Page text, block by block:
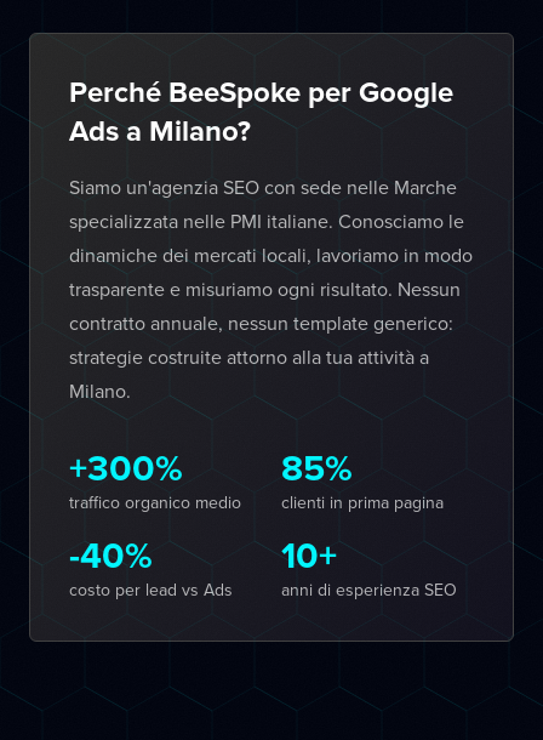
Perché BeeSpoke per Google
Ads a Milano?
Siamo un'agenzia SEO con sede nelle Marche
specializzata nelle PMI italiane. Conosciamo le
dinamiche dei mercati locali, lavoriamo in modo
trasparente e misuriamo ogni risultato. Nessun
contratto annuale, nessun template generico:
strategie costruite attorno alla tua attività a
Milano.
+300%
traffico organico medio
85%
clienti in prima pagina
-40%
costo per lead vs Ads
10+
anni di esperienza SEO